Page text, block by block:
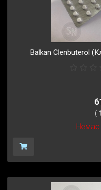
Balkan Clenbuterol
(
Немає